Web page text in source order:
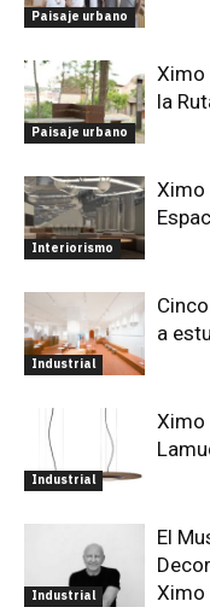
Paisaje urbano
Paisaje urbano
Ximo
la
Interiorismo
Ximo
Industrial
a
Industrial
Ximo
Industrial
El
Ximo